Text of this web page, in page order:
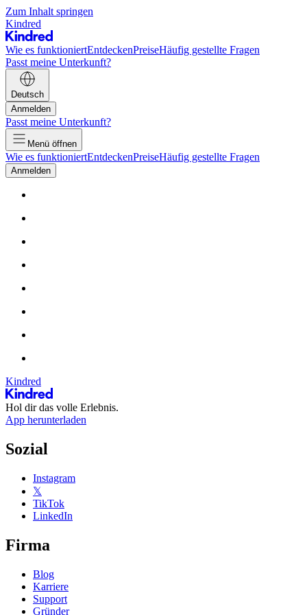
Zum Inhalt springen
Kindred
Wie es funktioniertEntdeckenPreiseHäufig gestellte Fragen
Passt meine Unterkunft?
Deutsch
Anmelden
Passt meine Unterkunft?
Menü öffnen
Wie es funktioniertEntdeckenPreiseHäufig gestellte Fragen
Anmelden
Kindred
Hol dir das volle Erlebnis.
App herunterladen
Sozial
Instagram
𝕏
TikTok
LinkedIn
Firma
Blog
Karriere
Support
Gründer